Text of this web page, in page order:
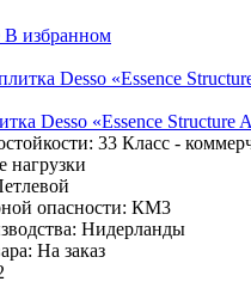
В избранном
Desso «Essence Structure
33 Класс -
нагрузки
опасности: КМ3
Нидерланды
На заказ